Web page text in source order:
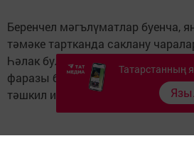
Беренчел мәгълүматлар буенча,
тәмәке тартканда саклану
Һәлак булучының тәмәкесен
фаразы бар. Янгын мәйданы 105
тәшкил иткән.
Татарстанның